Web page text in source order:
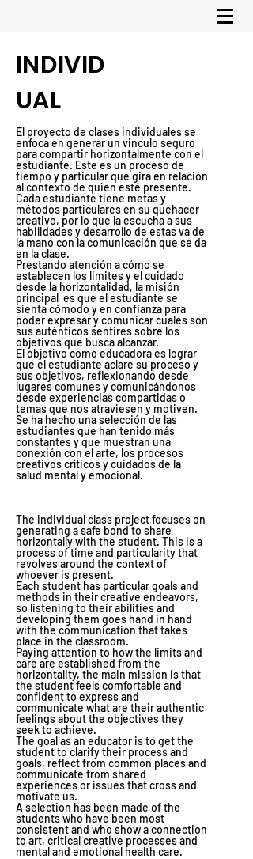
INDIVID
UAL
El proyecto de clases individuales se
enfoca en generar un vinculo seguro
para compartir horizontalmente con el
estudiante. Este es un proceso de
tiempo y particular que gira en relación
al contexto de quien esté presente.
Cada estudiante tiene metas y
métodos particulares en su quehacer
creativo, por lo que la escucha a sus
habilidades y desarrollo de estas va de
la mano con la comunicación que se da
en la clase.
Prestando atención a cómo se
establecen los limites y el cuidado
desde la horizontalidad, la misión
principal es que el estudiante se
sienta cómodo y en confianza para
poder expresar y comunicar cuales son
sus auténticos sentires sobre los
objetivos que busca alcanzar.
El objetivo como educadora es lograr
que el estudiante aclare su proceso y
sus objetivos, reflexionando desde
lugares comunes y comunicándonos
desde experiencias compartidas o
temas que nos atraviesen y motiven.
Se ha hecho una selección de las
estudiantes que han tenido más
constantes y que muestran una
conexión con el arte, los procesos
creativos críticos y cuidados de la
salud mental y emocional.
The individual class project focuses on
generating a safe bond to share
horizontally with the student. This is a
process of time and particularity that
revolves around the context of
whoever is present.
Each student has particular goals and
methods in their creative endeavors,
so listening to their abilities and
developing them goes hand in hand
with the communication that takes
place in the classroom.
Paying attention to how the limits and
care are established from the
horizontality, the main mission is that
the student feels comfortable and
confident to express and
communicate what are their authentic
feelings about the objectives they
seek to achieve.
The goal as an educator is to get the
student to clarify their process and
goals, reflect from common places and
communicate from shared
experiences or issues that cross and
motivate us.
A selection has been made of the
students who have been most
consistent and who show a connection
to art, critical creative processes and
mental and emotional health care.